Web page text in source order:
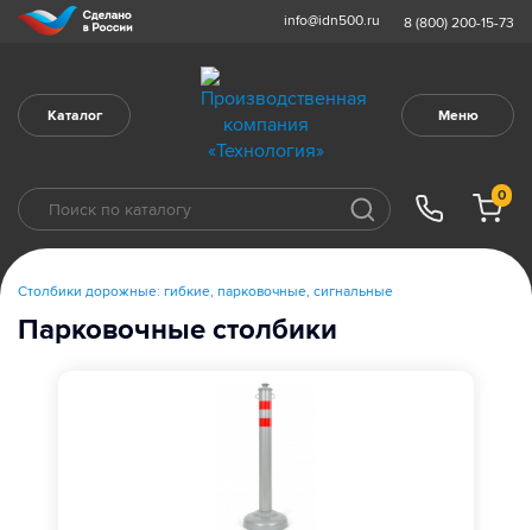
info@idn500.ru 8 (800) 200-15-73
Каталог Меню
0
Столбики дорожные: гибкие, парковочные, сигнальные
Парковочные столбики